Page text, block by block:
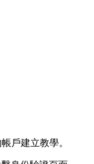
戶建立教學。